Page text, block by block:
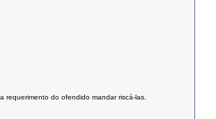
requerimento do ofendido mandar riscá-las.